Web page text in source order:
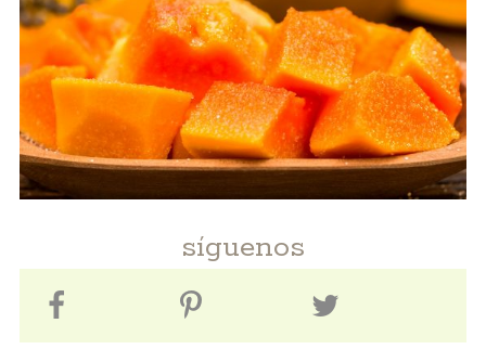
síguenos